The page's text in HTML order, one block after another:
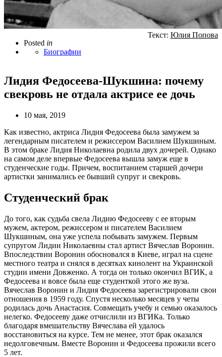
Posted in
Биографии
Текст: Юлия Попова
Лидия Федосеева-Шукшина: почему
свекровь не отдала актрисе ее дочь
10 мая, 2019
Как известно, актриса Лидия Федосеева была замужем за
легендарным писателем и режиссером Василием Шукшиным.
В этом браке Лидия Николаевна родила двух дочерей. Однако
на самом деле впервые Федосеева вышла замуж еще в
студенческие годы. Причем, воспитанием старшей дочери
артистки занимались ее бывший супруг и свекровь.
Студенческий брак
До того, как судьба свела Лидию Федосееву с ее вторым
мужем, актером, режиссером и писателем Василием
Шукшиным, она уже успела побывать замужем. Первым
супругом Лидии Николаевны стал артист Вячеслав Воронин.
Впоследствии Воронин обосновался в Киеве, играл на сцене
местного театра и снялся в десятках кинолент на Украинской
студии имени Довженко. А тогда он только окончил ВГИК, а
Федосеева и вовсе была еще студенткой этого же вуза.
Вячеслав Воронин и Лидия Федосеева зарегистрировали свои
отношения в 1959 году. Спустя несколько месяцев у четы
родилась дочь Анастасия. Совмещать учебу и семью оказалось
нелегко. Федосееву даже отчислили из ВГИКа. Только
благодаря вмешательству Вячеслава ей удалось
восстановиться на курсе. Тем не менее, этот брак оказался
недолговечным. Вместе Воронин и Федосеева прожили всего
5 лет.